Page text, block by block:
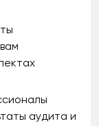
аудита и